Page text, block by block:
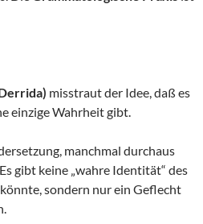
misstraut der Idee, daß es
einzige Wahrheit gibt.
manchmal durchaus
gibt keine „wahre Identität“ des
sondern nur ein Geflecht